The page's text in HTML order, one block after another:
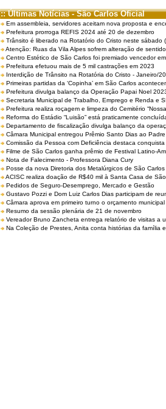
:: Últimas Notícias - São Carlos Oficial
Em assembleia, servidores aceitam nova proposta e
Prefeitura prorroga REFIS 2024 até 20 de dezembro
Trânsito é liberado na Rotatório do Cristo neste sábado
Atenção: Ruas da Vila Alpes sofrem alteração de
Centro Estético de São Carlos foi premiado vencedor
Prefeitura efetuou mais de 5 mil castrações em 2023
Interdição de Trânsito na Rotatória do Cristo - Janeiro/
Primeiras partidas da ‘Copinha’ em São Carlos
Prefeitura divulga balanço da Operação Papai Noel
Secretaria Municipal de Trabalho, Emprego e Renda e
Prefeitura realiza roçagem e limpeza do Cemitério
Reforma do Estádio “Luisão” está praticamente
Departamento de fiscalização divulga balanço da
Câmara Municipal entregou Prêmio Santo Dias ao
Comissão da Pessoa com Deficiência destaca
Filme de São Carlos ganha prêmio de Festival Latino-
Nota de Falecimento - Professora Diana Cury
Posse da nova Diretoria dos Metalúrgicos de São
ACISC realiza doação de R$40 mil à Santa Casa de
Pedidos de Seguro-Desemprego, Mercado e Gestão
Gustavo Pozzi e Dom Luiz Carlos Dias participam de
Câmara aprova em primeiro turno o orçamento
Resumo da sessão plenária de 21 de novembro
Vereador Bruno Zancheta entrega relatório de visitas a
Na Coleção de Prestes, Anita conta histórias da família